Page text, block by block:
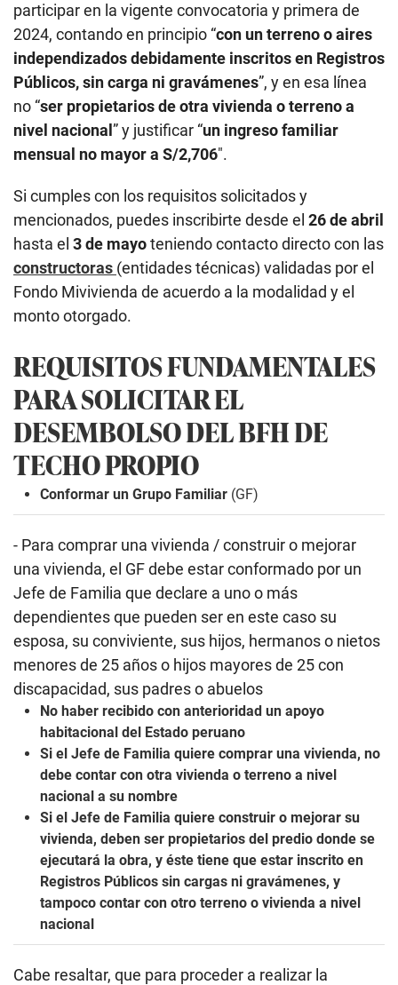
participar en la vigente convocatoria y primera de
2024, contando en principio “con un terreno o aires
independizados debidamente inscritos en Registros
Públicos, sin carga ni gravámenes”, y en esa línea
no “ser propietarios de otra vivienda o terreno a
nivel nacional” y justificar “un ingreso familiar
mensual no mayor a S/2,706″.
Si cumples con los requisitos solicitados y
mencionados, puedes inscribirte desde el 26 de abril
hasta el 3 de mayoteniendo contacto directo con las
constructoras (entidades técnicas) validadas por el
Fondo Mivivienda de acuerdo a la modalidad y el
monto otorgado.
REQUISITOS FUNDAMENTALES
PARA SOLICITAR EL
DESEMBOLSO DEL BFH DE
TECHO PROPIO
Conformar un Grupo Familiar (GF)
- Para comprar una vivienda / construir o mejorar
una vivienda, el GF debe estar conformado por un
Jefe de Familia que declare a uno o más
dependientes que pueden ser en este caso su
esposa, su conviviente, sus hijos, hermanos o nietos
menores de 25 años o hijos mayores de 25 con
discapacidad, sus padres o abuelos
No haber recibido con anterioridad un apoyo
habitacional del Estado peruano
Si el Jefe de Familia quiere comprar una vivienda, no
debe contar con otra vivienda o terreno a nivel
nacional a su nombre
Si el Jefe de Familia quiere construir o mejorar su
vivienda, deben ser propietarios del predio donde se
ejecutará la obra, y éste tiene que estar inscrito en
Registros Públicos sin cargas ni gravámenes, y
tampoco contar con otro terreno o vivienda a nivel
nacional
Cabe resaltar, que para proceder a realizar la